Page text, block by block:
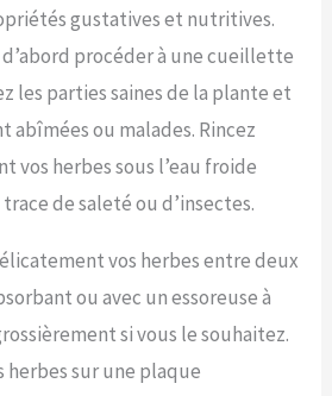
gustatives et nutritives.
procéder à une cueillette
les parties saines de la plante et
abîmées ou malades. Rincez
vos herbes sous l’eau froide
de saleté ou d’insectes.
vos herbes entre deux
ou avec un essoreuse à
si vous le souhaitez.
herbes sur une plaque